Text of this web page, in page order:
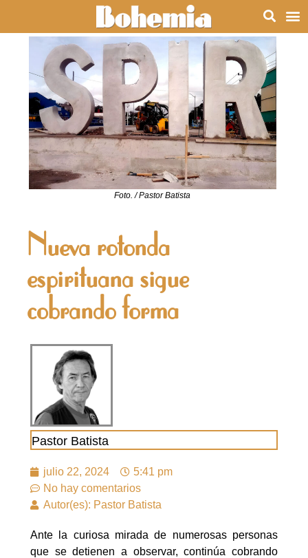
Foto. / Pastor Batista
Nueva rotonda
espirituana sigue
cobrando forma
Pastor Batista
julio 22, 2024
5:41 pm
No hay comentarios
Autor(es): Pastor Batista
Ante la curiosa mirada de numerosas personas
que se detienen a observar, continúa cobrando